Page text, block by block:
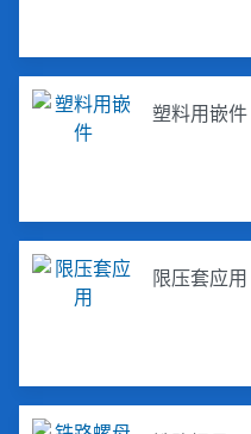
塑料用嵌件
限压套应用